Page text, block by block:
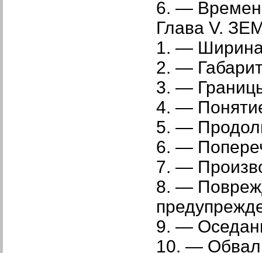
6. —
Глава V.
1. —
2. —
3. —
4. —
5. —
6. —
7. —
8. —
9. —
10. —